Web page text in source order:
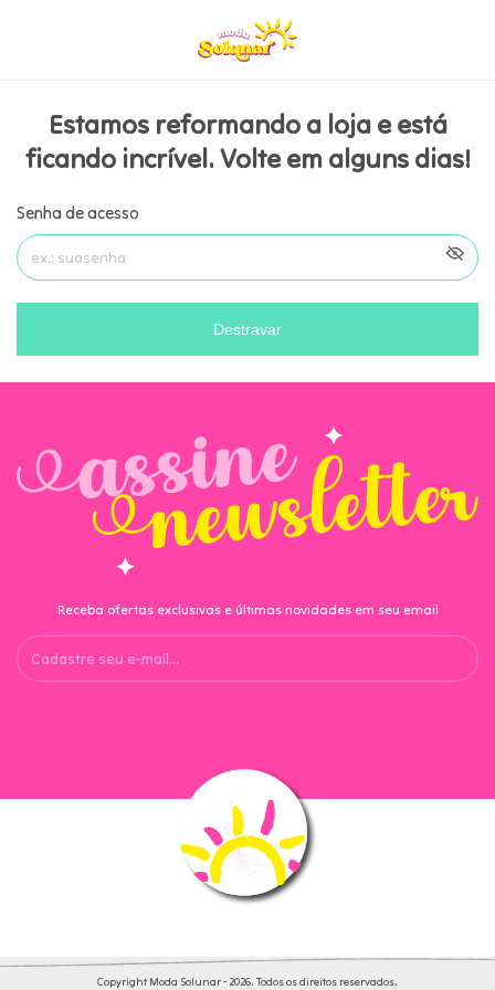
Estamos reformando a loja e está
ficando incrível. Volte em alguns dias!
Senha de acesso
Destravar
Receba ofertas exclusivas e últimas novidades em seu email
Copyright Moda Solunar - 2026. Todos os direitos reservados.